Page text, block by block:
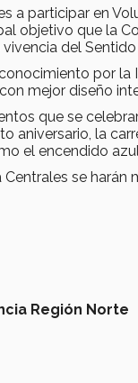
a participar en
objetivo que la
del
por
mejor diseño
que se
aniversario, la
el encendido
se
Región Norte